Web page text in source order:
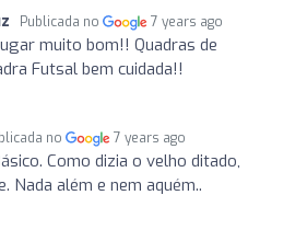
Publicada no 7 years ago
muito bom!! Quadras de
Futsal bem cuidada!!
no 7 years ago
Como dizia o velho ditado,
Nada além e nem aquém..